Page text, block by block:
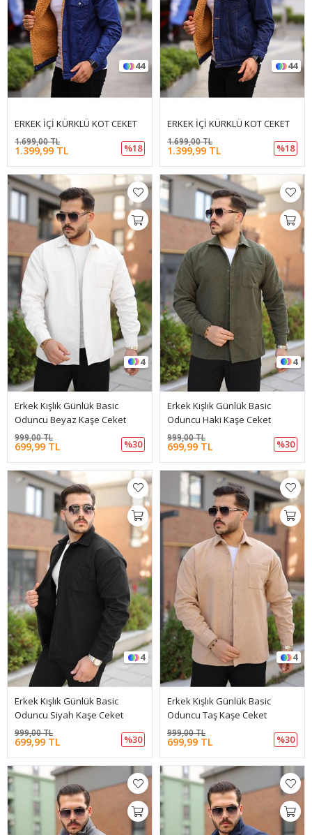
44
ERKEK İÇİ KÜRKLÜ KOT CEKET
1.399,99 TL
1.699,00 TL
%18
44
ERKEK İÇİ KÜRKLÜ KOT CEKET
1.399,99 TL
1.699,00 TL
%18
4
Erkek Kışlık Günlük Basic
Oduncu Beyaz Kaşe Ceket
699,99 TL
999,00 TL
%30
4
Erkek Kışlık Günlük Basic
Oduncu Haki Kaşe Ceket
699,99 TL
999,00 TL
%30
4
Erkek Kışlık Günlük Basic
Oduncu Siyah Kaşe Ceket
699,99 TL
999,00 TL
%30
4
Erkek Kışlık Günlük Basic
Oduncu Taş Kaşe Ceket
699,99 TL
999,00 TL
%30